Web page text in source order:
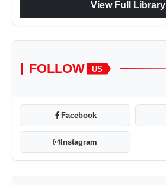
View Full Library
FOLLOW US
Facebook
Instagram